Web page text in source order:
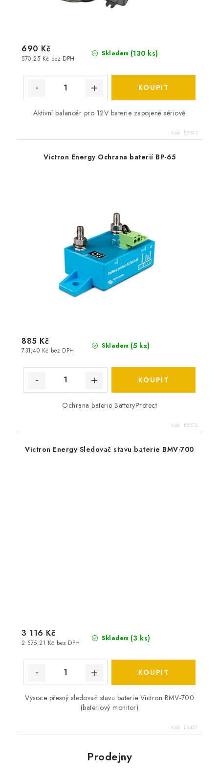
Skladem (130 ks)
570,25 Kč bez DPH
690 Kč
Aktivní balancér pro 12V baterie zapojené sériově
Kód: E7093
Victron Energy Ochrana baterií BP-65
Skladem (5 ks)
731,40 Kč bez DPH
885 Kč
Ochrana baterie BatteryProtect
Kód: E6672
Victron Energy Sledovač stavu baterie BMV-700
Skladem (3 ks)
2 575,21 Kč bez DPH
3 116 Kč
Vysoce přesný sledovač stavu baterie Victron BMV-700
(bateriový monitor)
Kód: E6457
Prodejny